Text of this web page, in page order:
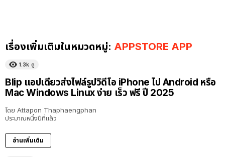
เรื่องเพิ่มเติมในหมวดหมู่: APPSTORE APP
1.3k ดู
Blip แอปเดียวส่งไฟล์รูปวิดีโอ iPhone ไป Android หรือ
Mac Windows Linux ง่าย เร็ว ฟรี ปี 2025
โดย Attapon Thaphaengphan
ประมาณหนึ่งปีที่แล้ว
อ่านเพิ่มเติม